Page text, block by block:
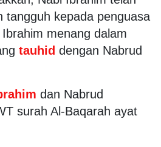
tangguh kepada penguasa
menang dalam
tauhid dengan Nabrud
dan Nabrud
surah Al-Baqarah ayat